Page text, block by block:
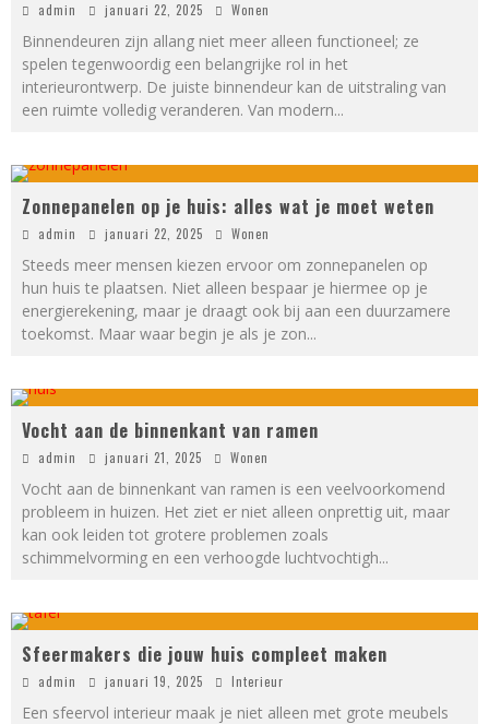
admin januari 22, 2025 Wonen
Binnendeuren zijn allang niet meer alleen functioneel; ze
spelen tegenwoordig een belangrijke rol in het
interieurontwerp. De juiste binnendeur kan de uitstraling van
een ruimte volledig veranderen. Van modern...
Zonnepanelen op je huis: alles wat je moet weten
admin januari 22, 2025 Wonen
Steeds meer mensen kiezen ervoor om zonnepanelen op
hun huis te plaatsen. Niet alleen bespaar je hiermee op je
energierekening, maar je draagt ook bij aan een duurzamere
toekomst. Maar waar begin je als je zon...
Vocht aan de binnenkant van ramen
admin januari 21, 2025 Wonen
Vocht aan de binnenkant van ramen is een veelvoorkomend
probleem in huizen. Het ziet er niet alleen onprettig uit, maar
kan ook leiden tot grotere problemen zoals
schimmelvorming en een verhoogde luchtvochtigh...
Sfeermakers die jouw huis compleet maken
admin januari 19, 2025 Interieur
Een sfeervol interieur maak je niet alleen met grote meubels